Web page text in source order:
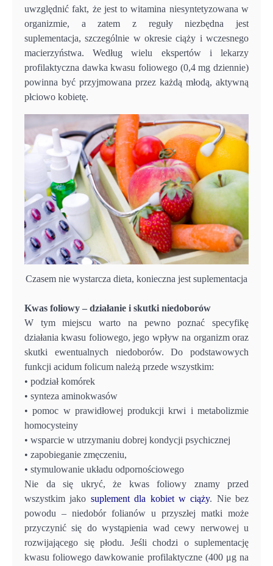
uwzględnić fakt, że jest to witamina niesyntetyzowana w
organizmie, a zatem z reguły niezbędna jest
suplementacja, szczególnie w okresie ciąży i wczesnego
macierzyństwa. Według wielu ekspertów i lekarzy
profilaktyczna dawka kwasu foliowego (0,4 mg dziennie)
powinna być przyjmowana przez każdą młodą, aktywną
płciowo kobietę.
Czasem nie wystarcza dieta, konieczna jest suplementacja
Kwas foliowy – działanie i skutki niedoborów
W tym miejscu warto na pewno poznać specyfikę
działania kwasu foliowego, jego wpływ na organizm oraz
skutki ewentualnych niedoborów. Do podstawowych
funkcji acidum folicum należą przede wszystkim:
• podział komórek
• synteza aminokwasów
• pomoc w prawidłowej produkcji krwi i metabolizmie
homocysteiny
• wsparcie w utrzymaniu dobrej kondycji psychicznej
• zapobieganie zmęczeniu,
• stymulowanie układu odpornościowego
Nie da się ukryć, że kwas foliowy znamy przed
wszystkim jako suplement dla kobiet w ciąży. Nie bez
powodu – niedobór folianów u przyszłej matki może
przyczynić się do wystąpienia wad cewy nerwowej u
rozwijającego się płodu. Jeśli chodzi o suplementację
kwasu foliowego dawkowanie profilaktyczne (400 μg na